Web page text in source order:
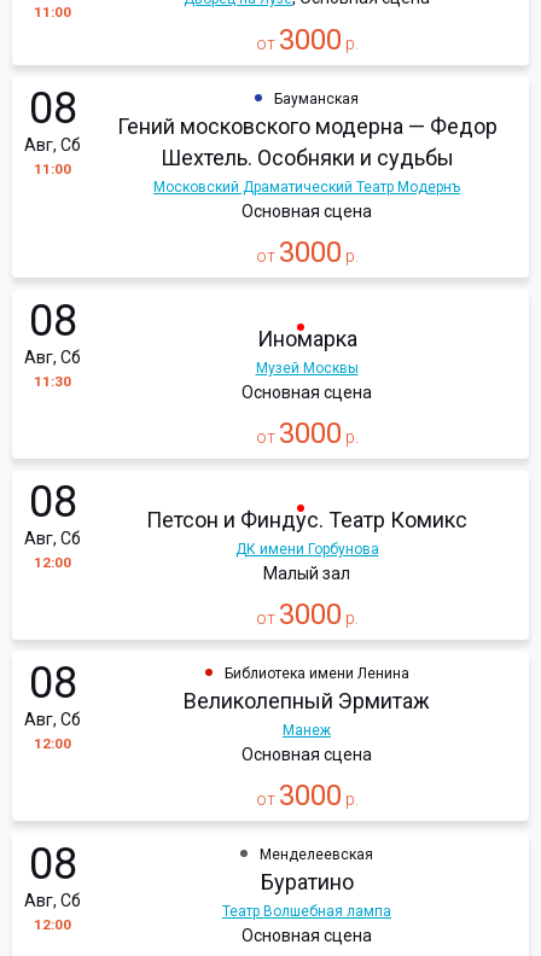
11:00
от 3000 р.
08
Авг, Сб
11:00
Бауманская
Гений московского модерна — Федор
Шехтель. Особняки и судьбы
Московский Драматический Театр Модернъ
Основная сцена
от 3000 р.
08
Авг, Сб
11:30
Иномарка
Музей Москвы
Основная сцена
от 3000 р.
08
Авг, Сб
12:00
Петсон и Финдус. Театр Комикс
ДК имени Горбунова
Малый зал
от 3000 р.
08
Авг, Сб
12:00
Библиотека имени Ленина
Великолепный Эрмитаж
Манеж
Основная сцена
от 3000 р.
08
Авг, Сб
12:00
Менделеевская
Буратино
Театр Волшебная лампа
Основная сцена